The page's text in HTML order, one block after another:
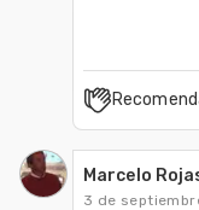
Marcelo
3 de